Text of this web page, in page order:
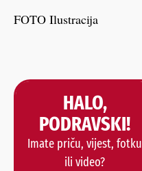
FOTO Ilustracija
HALO,
PODRAVSKI!
Imate priču, vijest, fotku
ili video?